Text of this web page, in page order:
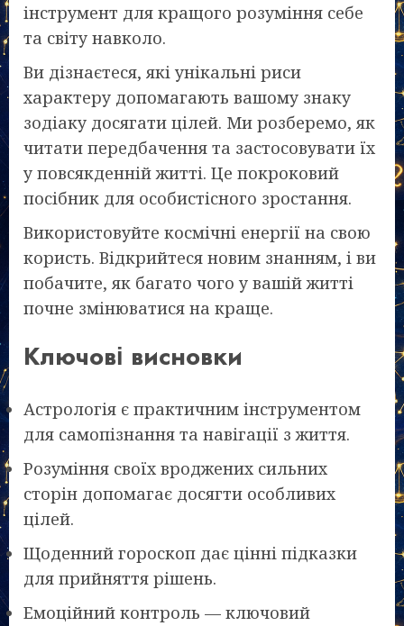
інструмент для кращого розуміння себе
та світу навколо.
Ви дізнаєтеся, які унікальні риси
характеру допомагають вашому знаку
зодіаку досягати цілей. Ми розберемо, як
читати передбачення та застосовувати їх
у повсякденній житті. Це покроковий
посібник для особистісного зростання.
Використовуйте космічні енергії на свою
користь. Відкрийтеся новим знанням, і ви
побачите, як багато чого у вашій житті
почне змінюватися на краще.
Ключові висновки
Астрологія є практичним інструментом
для самопізнання та навігації з життя.
Розуміння своїх вроджених сильних
сторін допомагає досягти особливих
цілей.
Щоденний гороскоп дає цінні підказки
для прийняття рішень.
Емоційний контроль — ключовий